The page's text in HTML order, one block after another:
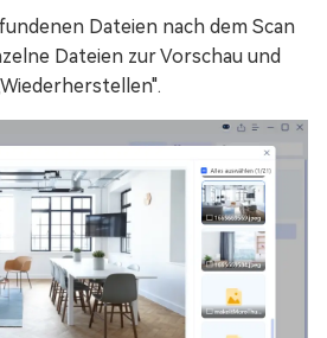
Dateien nach dem Scan
Dateien zur Vorschau und